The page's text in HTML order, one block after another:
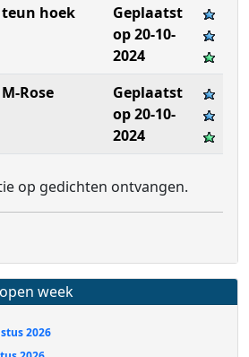
teun hoek
Geplaatst
op 20-10-
2024
M-Rose
Geplaatst
op 20-10-
2024
op gedichten ontvangen.
week
2026